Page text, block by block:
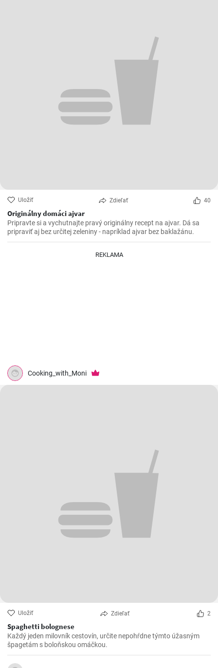
Uložiť Zdieľať 40
Originálny domáci ajvar
Pripravte si a vychutnajte pravý originálny recept na ajvar. Dá sa
pripraviť aj bez určitej zeleniny - napríklad ajvar bez baklažánu.
REKLAMA
Cooking_with_Moni
Uložiť Zdieľať 2
Spaghetti bolognese
Každý jeden milovník cestovín, určite nepohŕdne týmto úžasným
špagetám s boloňskou omáčkou.